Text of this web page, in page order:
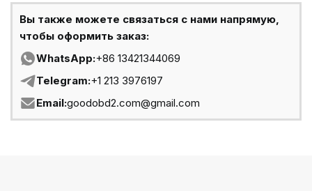
Вы также можете связаться с нами напрямую,
чтобы оформить заказ:
WhatsApp:+86 13421344069
Telegram:+1 213 3976197
Email:goodobd2.com@gmail.com